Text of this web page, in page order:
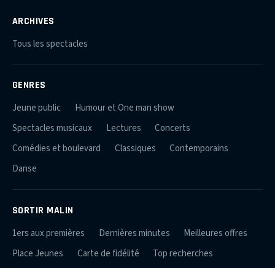
ARCHIVES
Tous les spectacles
GENRES
Jeune public
Humour et One man show
Spectacles musicaux
Lectures
Concerts
Comédies et boulevard
Classiques
Contemporains
Danse
SORTIR MALIN
1ers aux premières Dernières minutes
Meilleures offres
Place Jeunes
Carte de fidélité Top recherches